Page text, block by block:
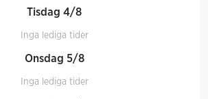
Tisdag 4/8
Inga lediga tider
Onsdag 5/8
Inga lediga tider